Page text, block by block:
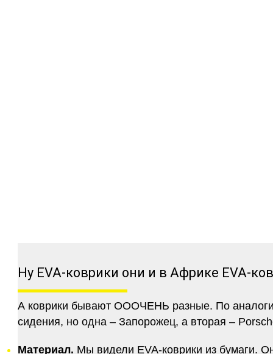
Ну EVA-коврики они и в Африке EVA-
А коврики бывают ОООЧЕНЬ разные. По
сидения, но одна – Запорожец, а вторая –
Материал. Мы видели EVA-коврики из бумаги.